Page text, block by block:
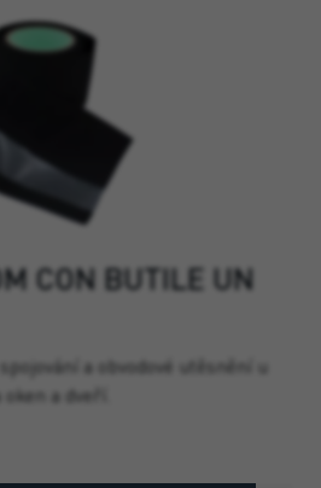
CON BUTILE UN
a obvodové utěsnění u
a dveří.